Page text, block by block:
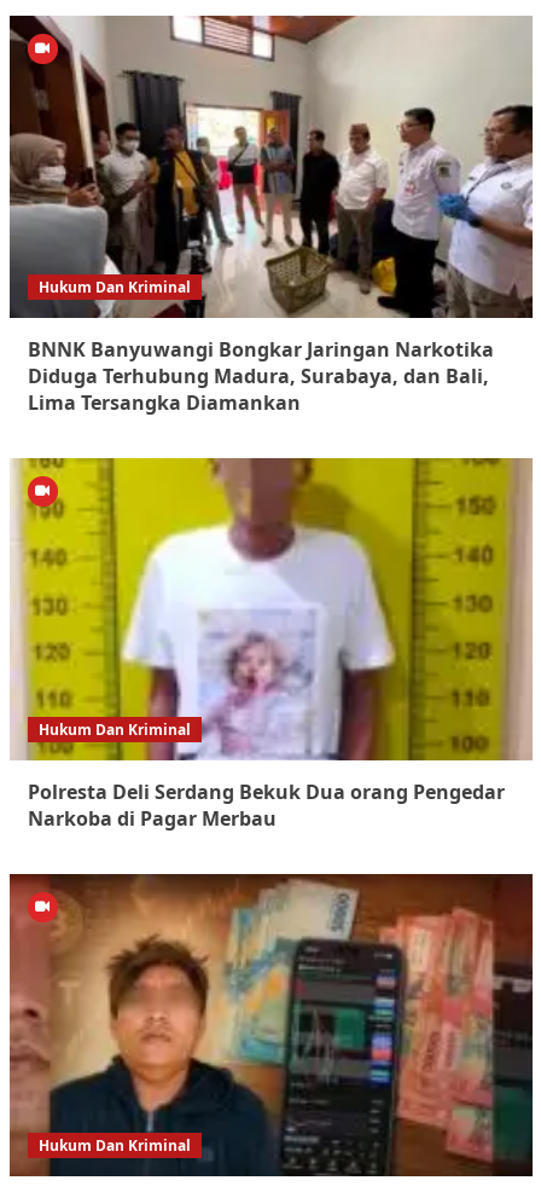
Hukum Dan Kriminal
BNNK Banyuwangi Bongkar Jaringan Narkotika
Diduga Terhubung Madura, Surabaya, dan Bali,
Lima Tersangka Diamankan
Hukum Dan Kriminal
Polresta Deli Serdang Bekuk Dua orang Pengedar
Narkoba di Pagar Merbau
Hukum Dan Kriminal